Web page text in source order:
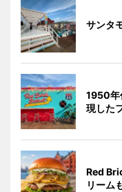
サンタ
1950年
現した
Red
リーム